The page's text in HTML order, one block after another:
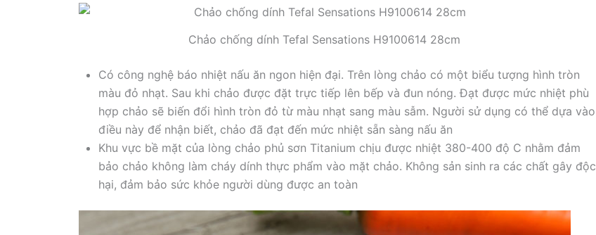
Chảo chống dính Tefal Sensations H9100614 28cm
Có công nghệ báo nhiệt nấu ăn ngon hiện đại. Trên lòng chảo có một biểu tượng hình tròn
màu đỏ nhạt. Sau khi chảo được đặt trực tiếp lên bếp và đun nóng. Đạt được mức nhiệt phù
hợp chảo sẽ biến đổi hình tròn đỏ từ màu nhạt sang màu sẫm. Người sử dụng có thể dựa vào
điều này để nhận biết, chảo đã đạt đến mức nhiệt sẵn sàng nấu ăn
Khu vực bề mặt của lòng chảo phủ sơn Titanium chịu được nhiệt 380-400 độ C nhằm đảm
bảo chảo không làm cháy dính thực phẩm vào mặt chảo. Không sản sinh ra các chất gây độc
hại, đảm bảo sức khỏe người dùng được an toàn